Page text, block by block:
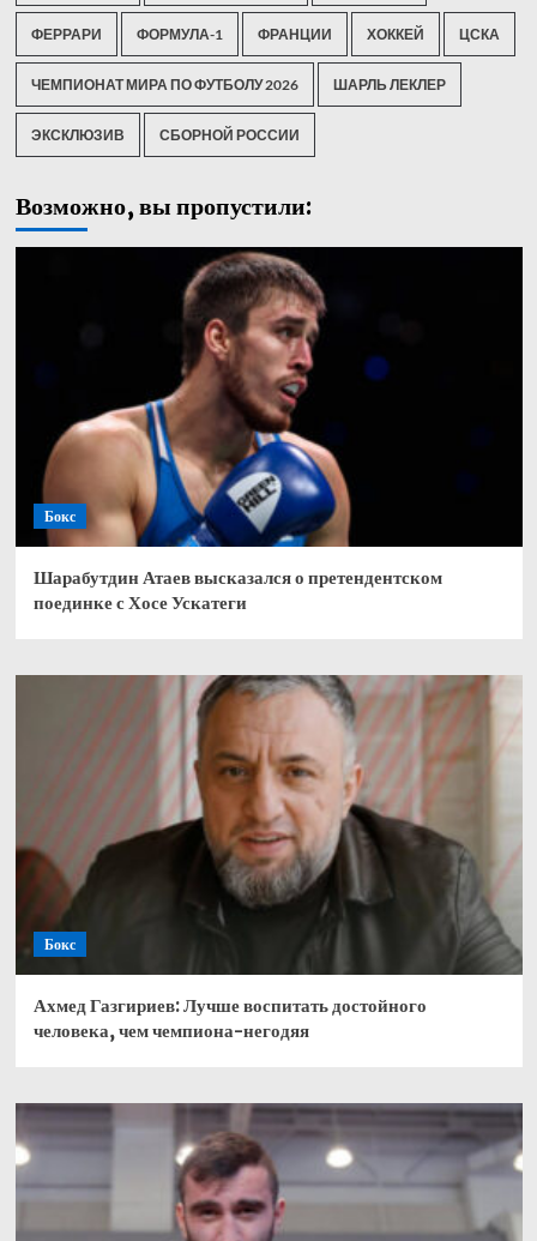
ФЕРРАРИ ФОРМУЛА-1 ФРАНЦИИ ХОККЕЙ ЦСКА
ЧЕМПИОНАТ МИРА ПО ФУТБОЛУ 2026 ШАРЛЬ ЛЕКЛЕР
ЭКСКЛЮЗИВ СБОРНОЙ РОССИИ
Возможно, вы пропустили:
Бокс
Шарабутдин Атаев высказался о претендентском
поединке с Хосе Ускатеги
Бокс
Ахмед Газгириев: Лучше воспитать достойного
человека, чем чемпиона-негодяя